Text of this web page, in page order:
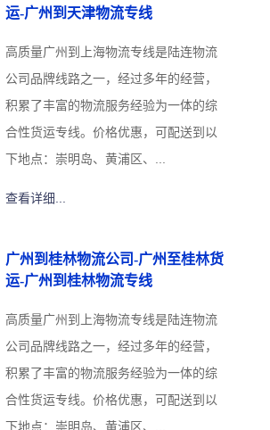
运-广州到天津物流专线
高质量广州到上海物流专线是陆连物流
公司品牌线路之一，经过多年的经营，
积累了丰富的物流服务经验为一体的综
合性货运专线。价格优惠，可配送到以
下地点：崇明岛、黄浦区、...
查看详细...
广州到桂林物流公司-广州至桂林货
运-广州到桂林物流专线
高质量广州到上海物流专线是陆连物流
公司品牌线路之一，经过多年的经营，
积累了丰富的物流服务经验为一体的综
合性货运专线。价格优惠，可配送到以
下地点：崇明岛、黄浦区、...